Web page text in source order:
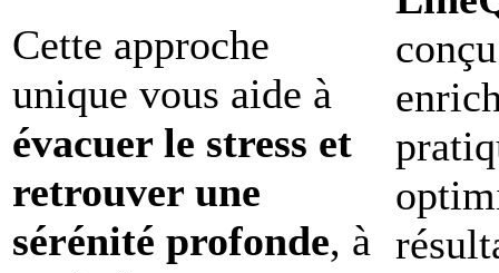
Cette approche
unique vous aide à
évacuer le stress et
retrouver une
sérénité profonde, à